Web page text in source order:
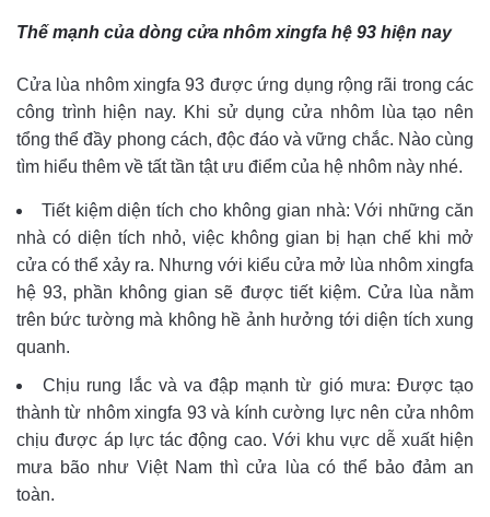
Thế mạnh của dòng cửa nhôm xingfa hệ 93 hiện nay
Cửa lùa nhôm xingfa 93 được ứng dụng rộng rãi trong các
công trình hiện nay. Khi sử dụng cửa nhôm lùa tạo nên
tổng thể đầy phong cách, độc đáo và vững chắc. Nào cùng
tìm hiểu thêm về tất tần tật ưu điểm của hệ nhôm này nhé.
Tiết kiệm diện tích cho không gian nhà: Với những căn
nhà có diện tích nhỏ, việc không gian bị hạn chế khi mở
cửa có thể xảy ra. Nhưng với kiểu cửa mở lùa nhôm xingfa
hệ 93, phần không gian sẽ được tiết kiệm. Cửa lùa nằm
trên bức tường mà không hề ảnh hưởng tới diện tích xung
quanh.
Chịu rung lắc và va đập mạnh từ gió mưa: Được tạo
thành từ nhôm xingfa 93 và kính cường lực nên cửa nhôm
chịu được áp lực tác động cao. Với khu vực dễ xuất hiện
mưa bão như Việt Nam thì cửa lùa có thể bảo đảm an
toàn.